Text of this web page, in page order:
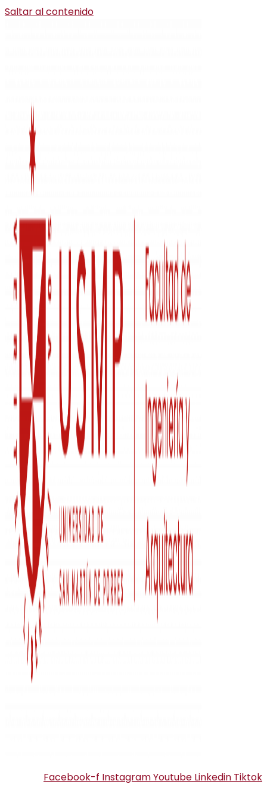
Saltar al contenido
Facebook-f InstagramYoutube Linkedin Tiktok